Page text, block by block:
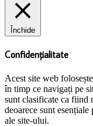
Închide
Confidențialitate
Acest site web
în timp ce navigați pe
sunt clasificate ca fiind
deoarece sunt
ale site-ului.